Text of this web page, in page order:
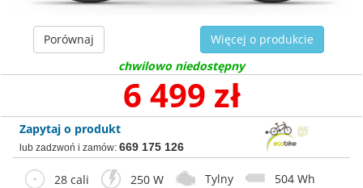
Porównaj
Więcej o produkcie
chwilowo niedostępny
6 499 zł
Zapytaj o produkt
lub zadzwoń i zamów: 669 175 126
28 cali 250 W Tylny 504 Wh